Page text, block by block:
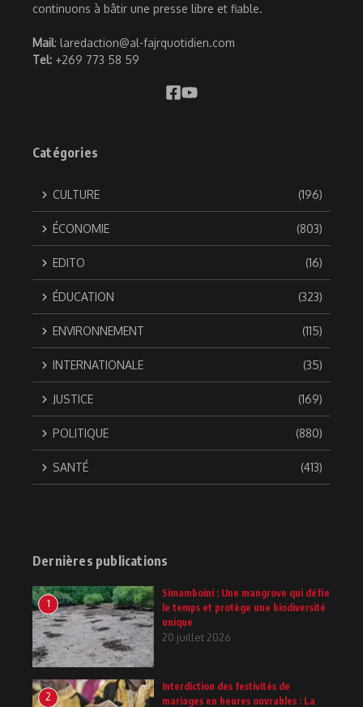
continuons à bâtir une presse libre et fiable.
Mail: laredaction@al-fajrquotidien.com
Tel: +269 773 58 59
Catégories
CULTURE (196)
ÉCONOMIE (803)
EDITO (16)
ÉDUCATION (323)
ENVIRONNEMENT (115)
INTERNATIONALE (35)
JUSTICE (169)
POLITIQUE (880)
SANTÉ (413)
Dernières publications
1
Simamboini : Une mangrove qui défie
le temps et protège une biodiversité
unique
20 juillet 2026
2
Interdiction des festivités de
mariages en heures ouvrables : La